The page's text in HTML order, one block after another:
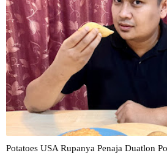
Potatoes USA Rupanya Penaja Duatlon